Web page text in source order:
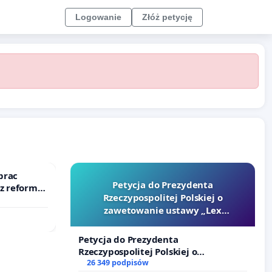
Logowanie Złóż petycję
reformą
Petycja do Prezydenta
Rzeczypospolitej Polskiej o
zawetowanie ustawy „Lex
Petycja do Prezydenta
Rzeczypospolitej Polskiej o
zawetowanie ustawy „Lex Szarlatan”
26 349 podpisów